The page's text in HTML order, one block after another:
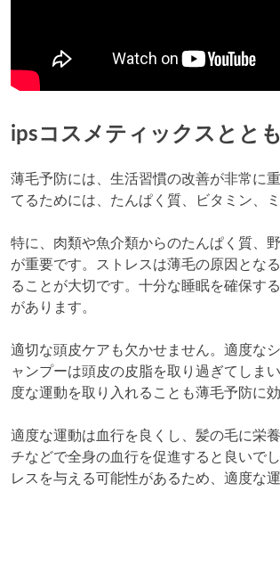
ipsコスメティックスとと
薄毛予防には、生活習慣の改善が非常に
てるためには、たんぱく質、ビタミン、
特に、肉類や魚介類からのたんぱく質、
が重要です。ストレスは薄毛の原因とな
ることが大切です。十分な睡眠を確保す
があります。
適切な頭皮ケアも欠かせません。適度な
ャンプーは頭皮の皮脂を取り過ぎてしま
度な運動を取り入れることも薄毛予防に効
適度な運動は血行を良くし、髪の毛に栄
チなどで全身の血行を促進すると良いで
レスを与える可能性があるため、適度な